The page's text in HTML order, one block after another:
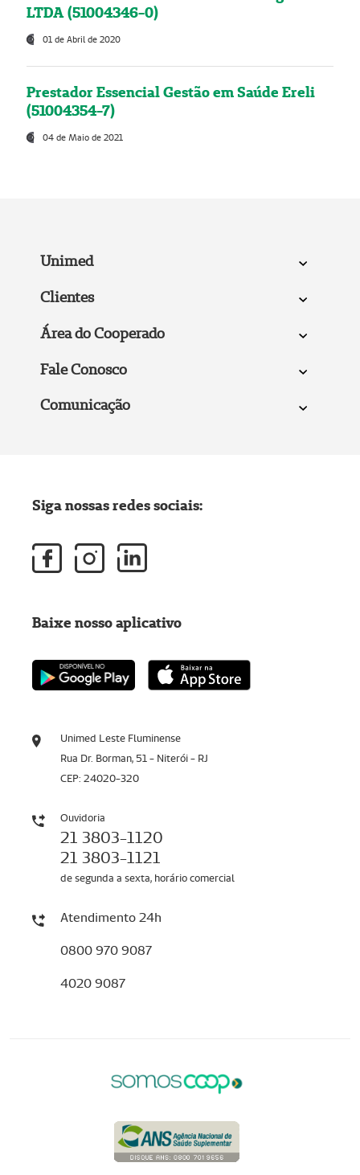
LTDA (51004346-0)
01 de Abril de 2020
Prestador Essencial Gestão em Saúde Ereli
(51004354-7)
04 de Maio de 2021
Unimed
Clientes
Área do Cooperado
Fale Conosco
Comunicação
Unimed Leste Fluminense
Rua Dr. Borman, 51 - Niterói - RJ
CEP: 24020-320
Ouvidoria
21 3803-1120
21 3803-1121
de segunda a sexta, horário comercial
Atendimento 24h
0800 970 9087
4020 9087
Siga nossas redes sociais:
Baixe nosso aplicativo